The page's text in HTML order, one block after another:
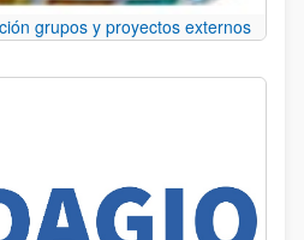
grupos y proyectos externos